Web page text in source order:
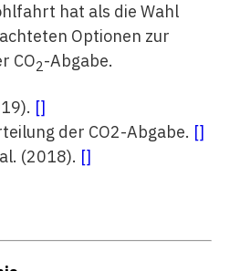
hat als die Wahl
Optionen zur
CO2-Abgabe.
[]
der CO2-Abgabe. []
(2018). []